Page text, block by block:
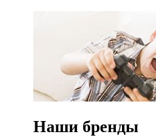
Наши бренды